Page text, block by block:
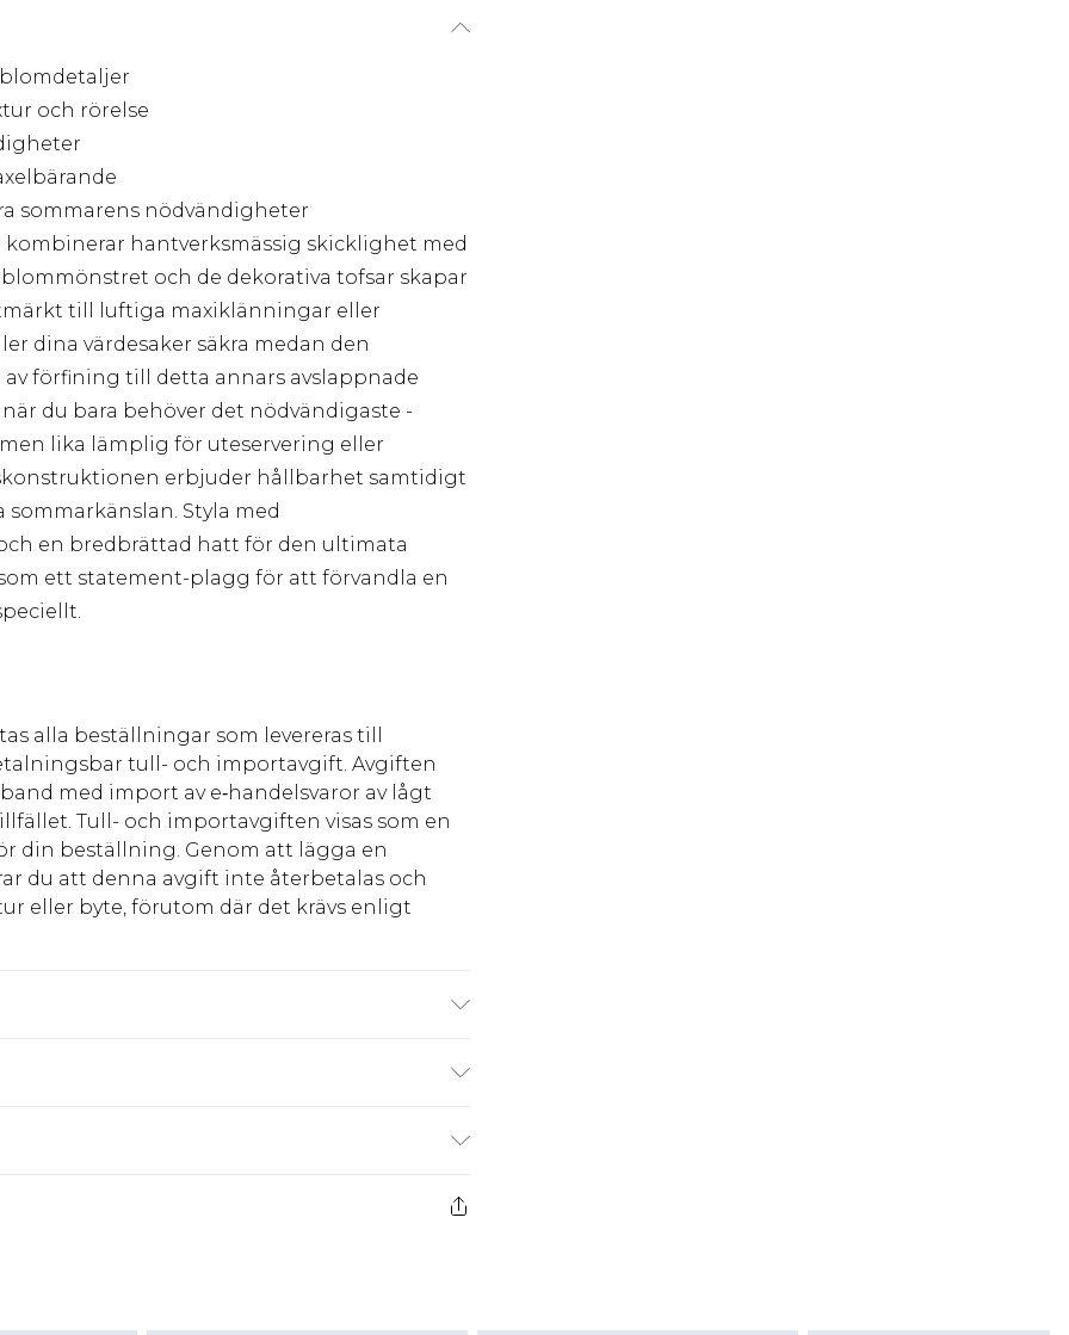
och rörelse
sommarens nödvändigheter
kombinerar hantverksmässig skicklighet med
och de dekorativa tofsar skapar
till luftiga maxiklänningar eller
dina värdesaker säkra medan den
förfining till detta annars avslappnade
du bara behöver det nödvändigaste -
lika lämplig för uteservering eller
erbjuder hållbarhet samtidigt
Styla med
en bredbrättad hatt för den ultimata
ett statement-plagg för att förvandla en
alla beställningar som levereras till
tull- och importavgift. Avgiften
med import av e‑handelsvaror av lågt
Tull- och importavgiften visas som en
din beställning. Genom att lägga en
du att denna avgift inte återbetalas och
eller byte, förutom där det krävs enligt
kr80
kr239
badkläder eller underkläder om